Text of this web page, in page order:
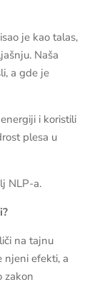
je kao talas,
Naša
a gde je
i koristili
plesa u
NLP-a.
na tajnu
njeni efekti, a
zakon